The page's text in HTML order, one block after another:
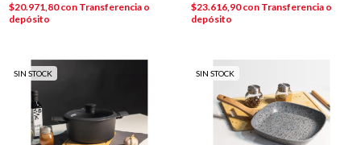
$20.971,80con Transferencia o
depósito
$23.616,90con Transferencia o
depósito
SIN STOCK SIN STOCK